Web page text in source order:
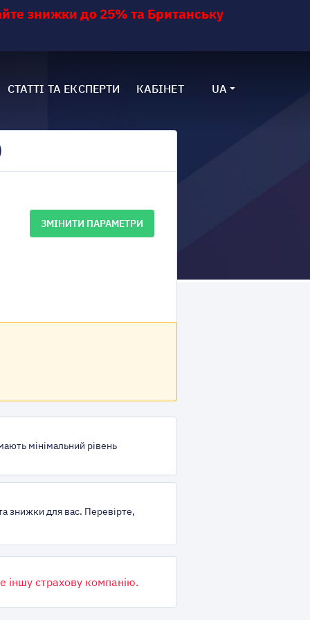
знижки до 25% та Британську
СТАТТІ ТА ЕКСПЕРТИ КАБІНЕТ UA
ЗМІНИТИ ПАРАМЕТРИ
мінімальний рівень
знижки для вас. Перевірте,
іншу страхову компанію.